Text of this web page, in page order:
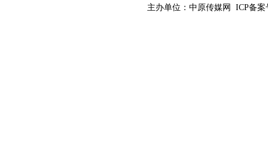
主办单位： 中原传媒网 ICP备案